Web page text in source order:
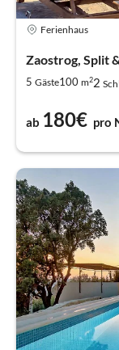
Ferienhaus
Zaostrog, Split
5 Gäste100 m22
ab 180€ pro